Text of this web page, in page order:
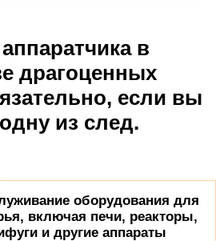
в
драгоценных
если вы
из след.
оборудования для
включая печи, реакторы,
и другие аппараты